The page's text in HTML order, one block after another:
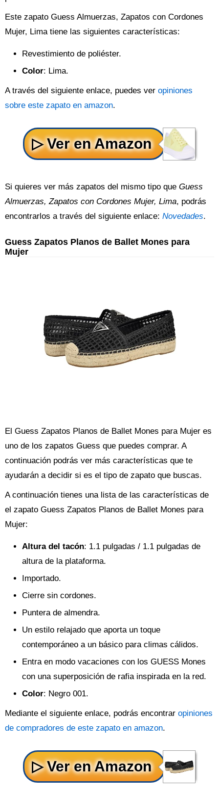
Este zapato Guess Almuerzas, Zapatos con Cordones
Mujer, Lima tiene las siguientes características:
Revestimiento de poliéster.
Color: Lima.
A través del siguiente enlace, puedes ver opiniones
sobre este zapato en amazon.
Si quieres ver más zapatos del mismo tipo que Guess
Almuerzas, Zapatos con Cordones Mujer, Lima, podrás
encontrarlos a través del siguiente enlace: Novedades.
Guess Zapatos Planos de Ballet Mones para
Mujer
El Guess Zapatos Planos de Ballet Mones para Mujer es
uno de los zapatos Guess que puedes comprar. A
continuación podrás ver más características que te
ayudarán a decidir si es el tipo de zapato que buscas.
A continuación tienes una lista de las características de
el zapato Guess Zapatos Planos de Ballet Mones para
Mujer:
Altura del tacón: 1.1 pulgadas / 1.1 pulgadas de
altura de la plataforma.
Importado.
Cierre sin cordones.
Puntera de almendra.
Un estilo relajado que aporta un toque
contemporáneo a un básico para climas cálidos.
Entra en modo vacaciones con los GUESS Mones
con una superposición de rafia inspirada en la red.
Color: Negro 001.
Mediante el siguiente enlace, podrás encontrar opiniones
de compradores de este zapato en amazon.